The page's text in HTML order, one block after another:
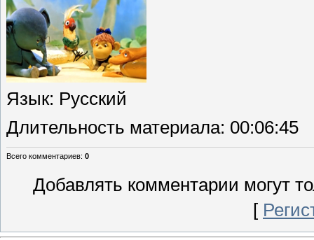
Язык: Русский
Длительность материала: 00:06:45
Всего комментариев: 0
Добавлять комментарии могут
[